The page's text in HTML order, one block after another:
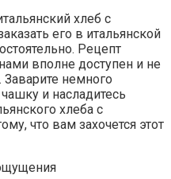
хлеб с
его в итальянской
Рецепт
вполне доступен и не
немного
и насладитесь
хлеба с
что вам захочется этот